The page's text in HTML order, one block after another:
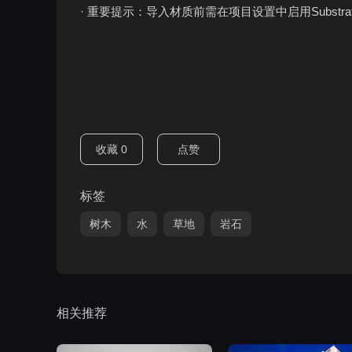
· 重要提示：导入材质前需在项目设置中启用
收藏 0 点赞
标签
树木 水 草地 岩石
相关推荐